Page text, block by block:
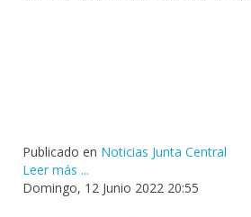
Publicado en Noticias Junta Central
Leer más ...
Domingo, 12 Junio 2022 20:55